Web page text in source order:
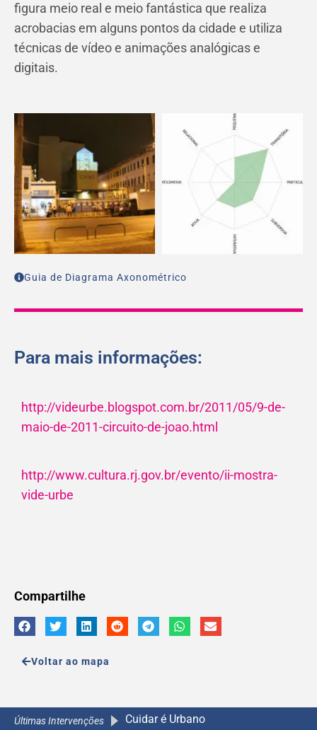
figura meio real e meio fantástica que realiza
acrobacias em alguns pontos da cidade e utiliza
técnicas de vídeo e animações analógicas e
digitais.
Guia de Diagrama Axonométrico
Para mais informações:
http://videurbe.blogspot.com.br/2011/05/9-de-
maio-de-2011-circuito-de-joao.html
http://www.cultura.rj.gov.br/evento/ii-mostra-
vide-urbe
Compartilhe
Voltar ao mapa
Últimas Intervenções Cuidar é Urbano
A Caminho da Escola 2.0
A Caminho da Escola 2.0
A Caminho da Escola 2.0